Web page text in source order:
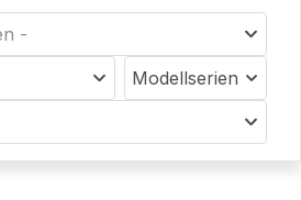
-
Modellserien